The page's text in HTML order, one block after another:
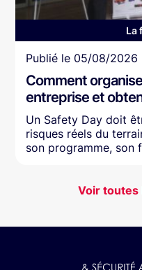
La
Article
Publié le 05/08/2026
Comment
entreprise et
Un Safety Day doit
risques réels du
son programme, son
Voir toutes